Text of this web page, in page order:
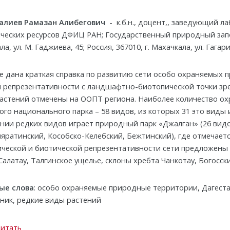
Рамазан Алибегович - к.б.н., доцент,, заведующий
ресурсов ДФИЦ РАН; Государственный природный
ул. М. Гаджиева, 45; Россия, 367010, г. Махачкала, ул.
дана краткая справка по развитию сети особо охраняемых
репрезентативности с ландшафтно-биотопической точки
отмечены на ООПТ региона. Наиболее количество
национального парка – 58 видов, из которых 31 это
редких видов играет природный парк «Джалган» (26
Кособско-Келебский, Бежтинский), где
и биотической репрезентативности сети
Талгинское ущелье, склоны хребта Чанкотау,
слова: особо охраняемые природные территории,
редкие виды растений